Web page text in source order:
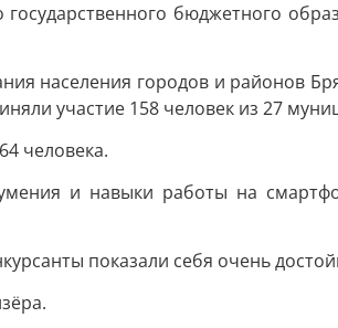
бюджетного
населения городов и районов
участие 158 человек из 27
человека.
и навыки работы на
показали себя очень